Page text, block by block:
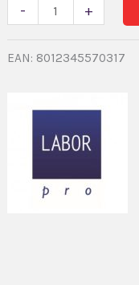
- +
EAN: 8012345570317